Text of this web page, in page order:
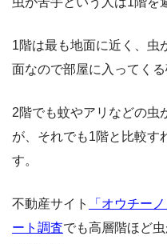
1階は最も地面に近く、虫
面なので部屋に入ってくる
2階でも蚊やアリなどの虫
が、それでも1階と比較す
す。
不動産サイト
「オウチー
ート調査でも高層階ほど